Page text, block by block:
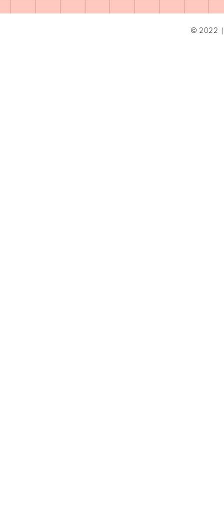
© 2022 |